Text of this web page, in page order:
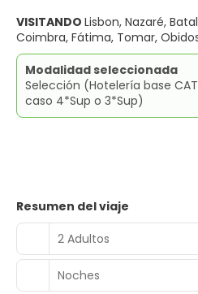
VISITANDO Lisbon, Nazaré,
Coimbra, Fátima, Tomar,
Modalidad seleccionada
Selección (Hotelería base
caso 4*Sup o 3*Sup)
Resumen del viaje
2 Adultos
Noches